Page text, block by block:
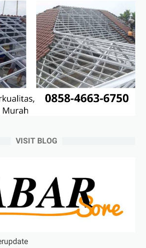
VISIT BLOG